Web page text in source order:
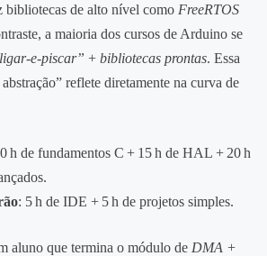
bibliotecas de alto nível como FreeRTOS
a maioria dos cursos de Arduino se
+ bibliotecas prontas. Essa
reflete diretamente na curva de
h de fundamentos C + 15 h de HAL + 20 h
: 5 h de IDE + 5 h de projetos simples.
aluno que termina o módulo de DMA +